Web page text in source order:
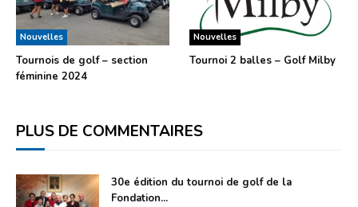
Nouvelles
Tournois de golf – section
féminine 2024
Nouvelles
Tournoi 2 balles – Golf Milby
PLUS DE COMMENTAIRES
30e édition du tournoi de golf de la
Fondation...